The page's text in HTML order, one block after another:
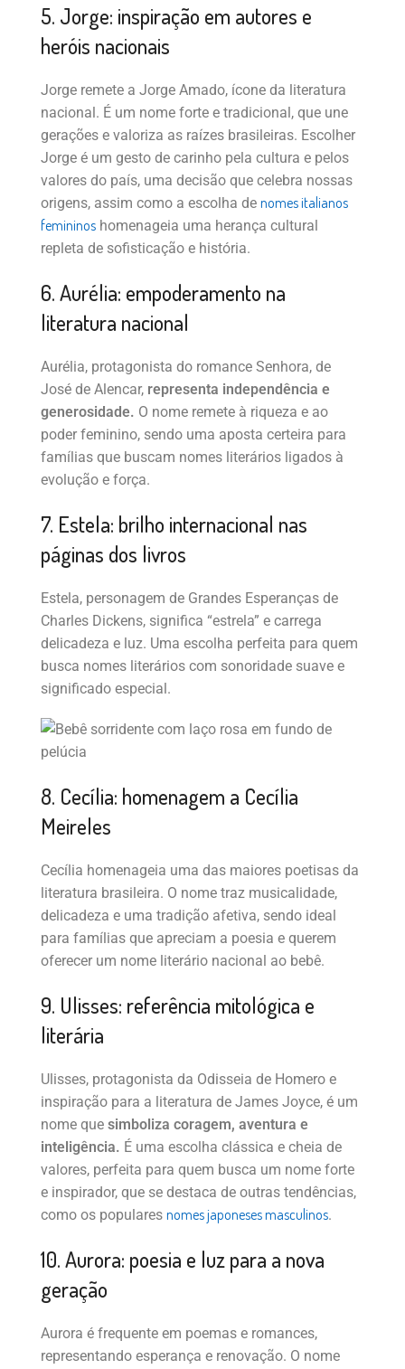
5. Jorge: inspiração em autores e
heróis nacionais
Jorge remete a Jorge Amado, ícone da literatura
nacional. É um nome forte e tradicional, que une
gerações e valoriza as raízes brasileiras. Escolher
Jorge é um gesto de carinho pela cultura e pelos
valores do país, uma decisão que celebra nossas
origens, assim como a escolha de nomes italianos
femininos homenageia uma herança cultural
repleta de sofisticação e história.
6. Aurélia: empoderamento na
literatura nacional
Aurélia, protagonista do romance Senhora, de
José de Alencar, representa independência e
generosidade. O nome remete à riqueza e ao
poder feminino, sendo uma aposta certeira para
famílias que buscam nomes literários ligados à
evolução e força.
7. Estela: brilho internacional nas
páginas dos livros
Estela, personagem de Grandes Esperanças de
Charles Dickens, significa “estrela” e carrega
delicadeza e luz. Uma escolha perfeita para quem
busca nomes literários com sonoridade suave e
significado especial.
8. Cecília: homenagem a Cecília
Meireles
Cecília homenageia uma das maiores poetisas da
literatura brasileira. O nome traz musicalidade,
delicadeza e uma tradição afetiva, sendo ideal
para famílias que apreciam a poesia e querem
oferecer um nome literário nacional ao bebê.
9. Ulisses: referência mitológica e
literária
Ulisses, protagonista da Odisseia de Homero e
inspiração para a literatura de James Joyce, é um
nome que simboliza coragem, aventura e
inteligência. É uma escolha clássica e cheia de
valores, perfeita para quem busca um nome forte
e inspirador, que se destaca de outras tendências,
como os populares nomes japoneses masculinos.
10. Aurora: poesia e luz para a nova
geração
Aurora é frequente em poemas e romances,
representando esperança e renovação. O nome